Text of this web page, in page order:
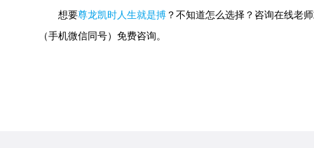
想要尊龙凯时人生就是搏 ？不知道怎么选择？咨询在线老
（手机微信同号）免费咨询。